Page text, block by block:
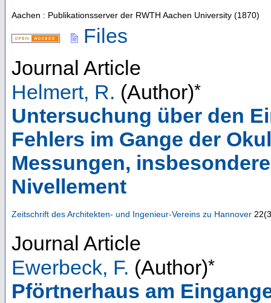
Aachen : Publikationsserver der RWTH Aachen University (1870)
Files
Journal Article
Helmert, R. (Author)*
Untersuchung über den
Fehlers im Gange der
Messungen,
Nivellement
Zeitschrift des Architekten- und Ingenieur-Vereins zu Hannover 22(3
Journal Article
Ewerbeck, F. (Author)*
Pförtnerhaus am